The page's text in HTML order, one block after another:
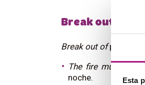
Esta
Break out of
Break out ofpuede
The fire must
noche.